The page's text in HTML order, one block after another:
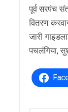
पूर्व सरपंच
वितरण
जारी
पचलंगिया,